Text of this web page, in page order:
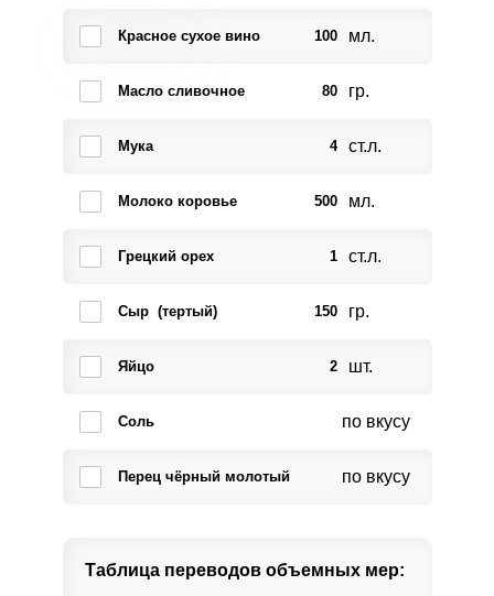
Красное сухое вино 100 мл.
Масло сливочное 80 гр.
Мука 4 ст.л.
Молоко коровье 500 мл.
Грецкий орех 1 ст.л.
Сыр (тертый) 150 гр.
Яйцо 2 шт.
Соль по вкусу
Перец чёрный молотый по вкусу
Таблица переводов объемных мер: